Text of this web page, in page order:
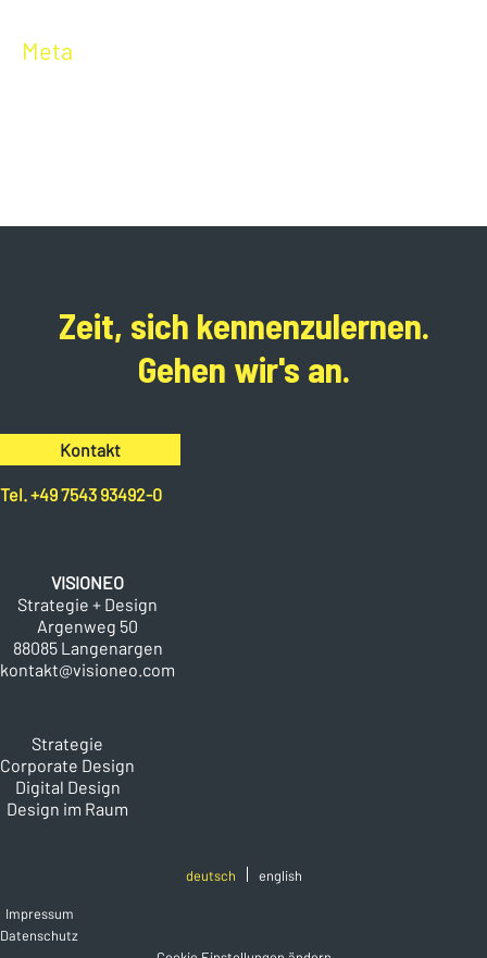
Meta
Zeit, sich kennenzulernen.
Gehen wir's an.
Kontakt
Tel. +49 7543 93492-0
VISIONEO
Strategie + Design
Argenweg 50
88085 Langenargen
kontakt@visioneo.com
Strategie
Corporate Design
Digital Design
Design im Raum
deutsch english
Impressum
Datenschutz